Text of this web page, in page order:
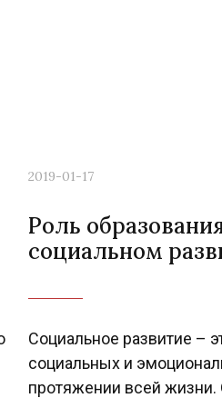
2019-01-17
Роль
социальном
Социальное развитие –
социальных и
протяжении всей